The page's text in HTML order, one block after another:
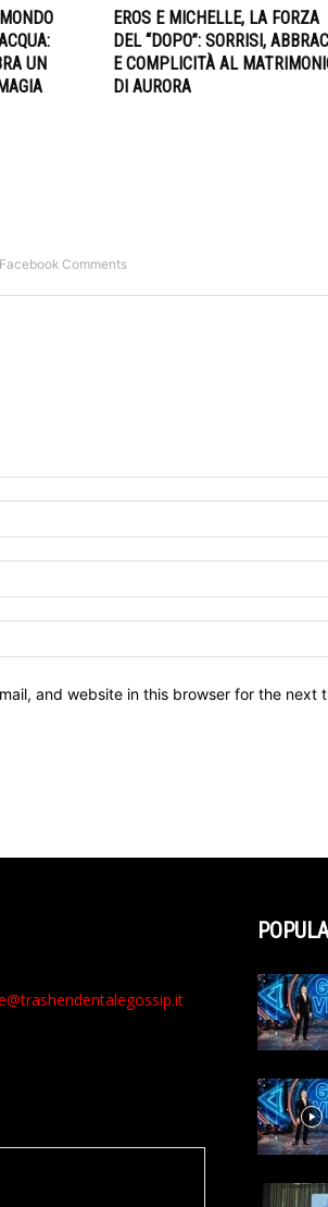
UN
EROS E MICHELLE, LA FORZA
DEL “DOPO”: SORRISI,
E COMPLICITÀ AL
DI AURORA
Facebook Comments
and website in this browser for the next